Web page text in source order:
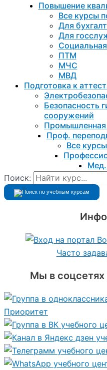
Повышение
Все курсы
Для
Для
ПТМ
МЧС
МВД
Подготовка к
Безопасность
сооружений
Промышленная
Проф.
Все
Мед.
Поиск:
Часто
Мы в